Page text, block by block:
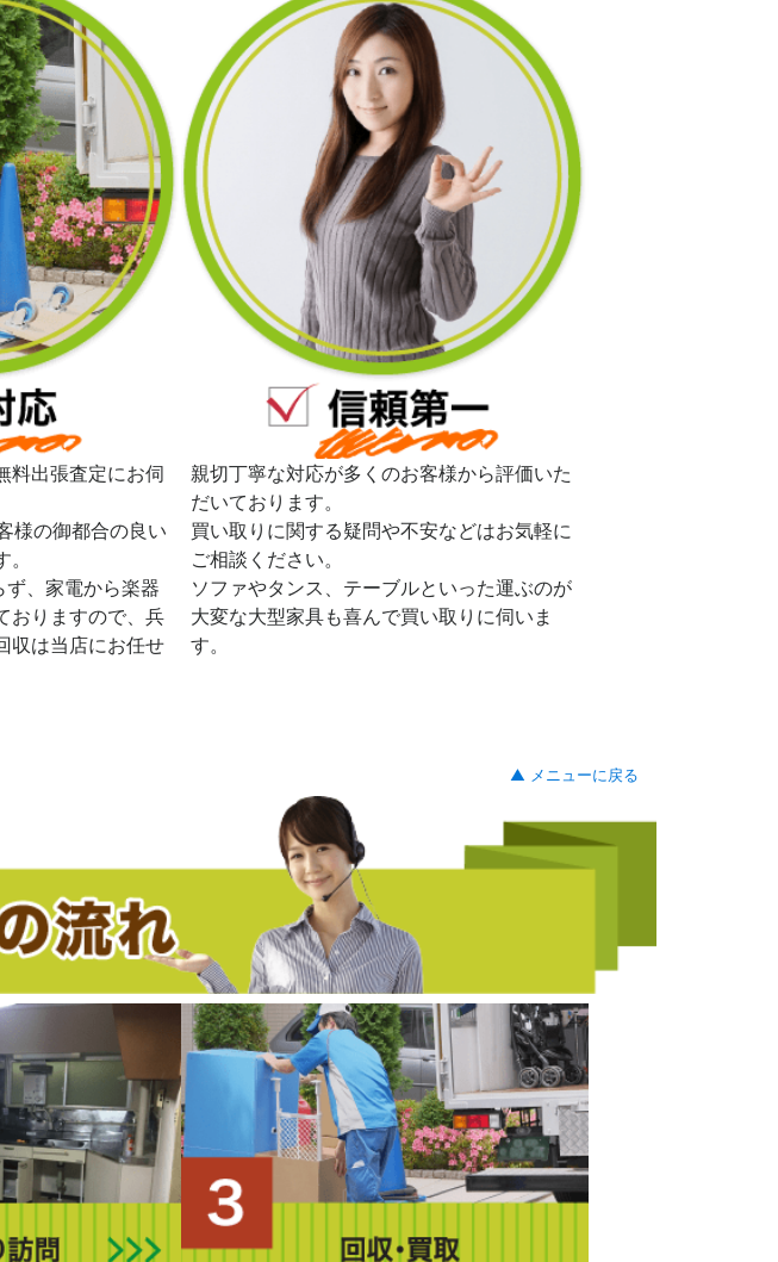
料出張査定にお伺
様の御都合の良い
、家電から楽器
おりますので、兵
収は当店にお任せ
親切丁寧な対応が多くのお客様から評価いた
だいております。
買い取りに関する疑問や不安などはお気軽に
ご相談ください。
ソファやタンス、テーブルといった運ぶのが
大変な大型家具も喜んで買い取りに伺いま
す。
▲ メニューに戻る